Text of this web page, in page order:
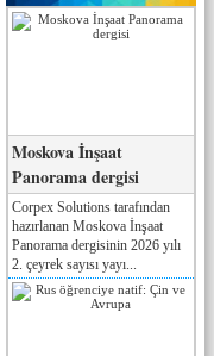
Moskova İnşaat
Panorama dergisi
Corpex Solutions tarafından
hazırlanan Moskova İnşaat
Panorama dergisinin 2026 yılı
2. çeyrek sayısı yayı...